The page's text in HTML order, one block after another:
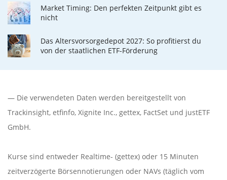
Market Timing: Den perfekten Zeitpunkt gibt es
nicht
Das Altersvorsorgedepot 2027: So profitierst du
von der staatlichen ETF-Förderung
— Die verwendeten Daten werden bereitgestellt von
Trackinsight, etfinfo, Xignite Inc., gettex, FactSet und justETF
GmbH.
Kurse sind entweder Realtime- (gettex) oder 15 Minuten
zeitverzögerte Börsennotierungen oder NAVs (täglich vom